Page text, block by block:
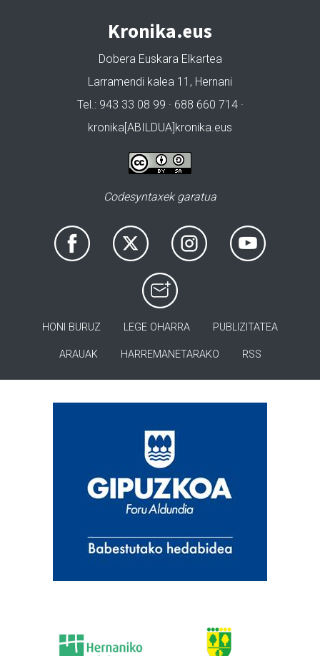
Kronika.eus
Dobera Euskara Elkartea
Larramendi kalea 11, Hernani
Tel.: 943 33 08 99 · 688 660 714 ·
kronika[ABILDUA]kronika.eus
Codesyntaxek garatua
HONI BURUZ LEGE OHARRA PUBLIZITATEA
ARAUAK HARREMANETARAKO RSS